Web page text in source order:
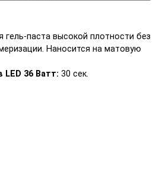
гель-паста высокой плотности без
Наносится на матовую
36 Ватт: 30 сек.